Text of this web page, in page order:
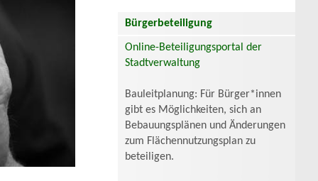
Bürgerbeteiligung
Online-Beteiligungsportal der
Stadtverwaltung
Bauleitplanung: Für Bürger*innen
gibt es Möglichkeiten, sich an
Bebauungsplänen und Änderungen
zum Flächennutzungsplan zu
beteiligen.